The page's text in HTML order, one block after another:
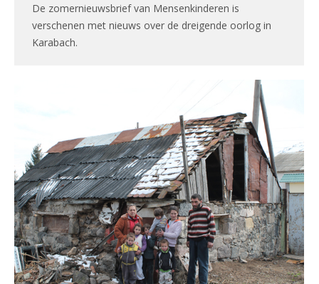
De zomernieuwsbrief van Mensenkinderen is
verschenen met nieuws over de dreigende oorlog in
Karabach.